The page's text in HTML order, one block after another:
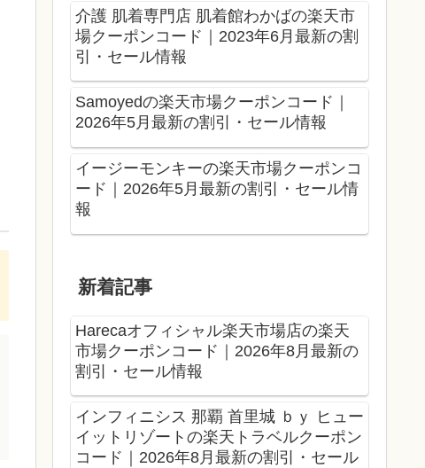
介護 肌着専門店 肌着館わかばの楽天市
場クーポンコード｜2023年6月最新の割
引・セール情報
Samoyedの楽天市場クーポンコード｜
2026年5月最新の割引・セール情報
イージーモンキーの楽天市場クーポンコ
ード｜2026年5月最新の割引・セール情
報
新着記事
Harecaオフィシャル楽天市場店の楽天
市場クーポンコード｜2026年8月最新の
割引・セール情報
インフィニシス 那覇 首里城 ｂｙ ヒュー
イットリゾートの楽天トラベルクーポン
コード｜2026年8月最新の割引・セール